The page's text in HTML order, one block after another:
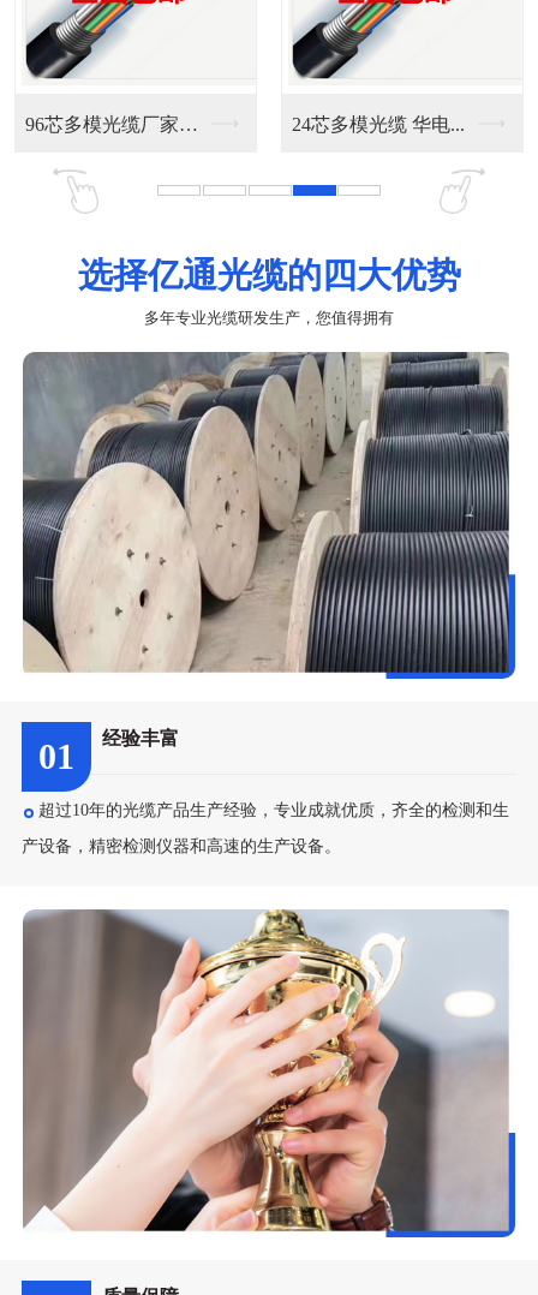
96芯多模光缆厂家直... 24芯多模光缆 华电...
选择亿通光缆的四大优势
多年专业光缆研发生产，您值得拥有
01 经验丰富
超过10年的光缆产品生产经验，专业成就优质，齐全的检测和生
产设备，精密检测仪器和高速的生产设备。